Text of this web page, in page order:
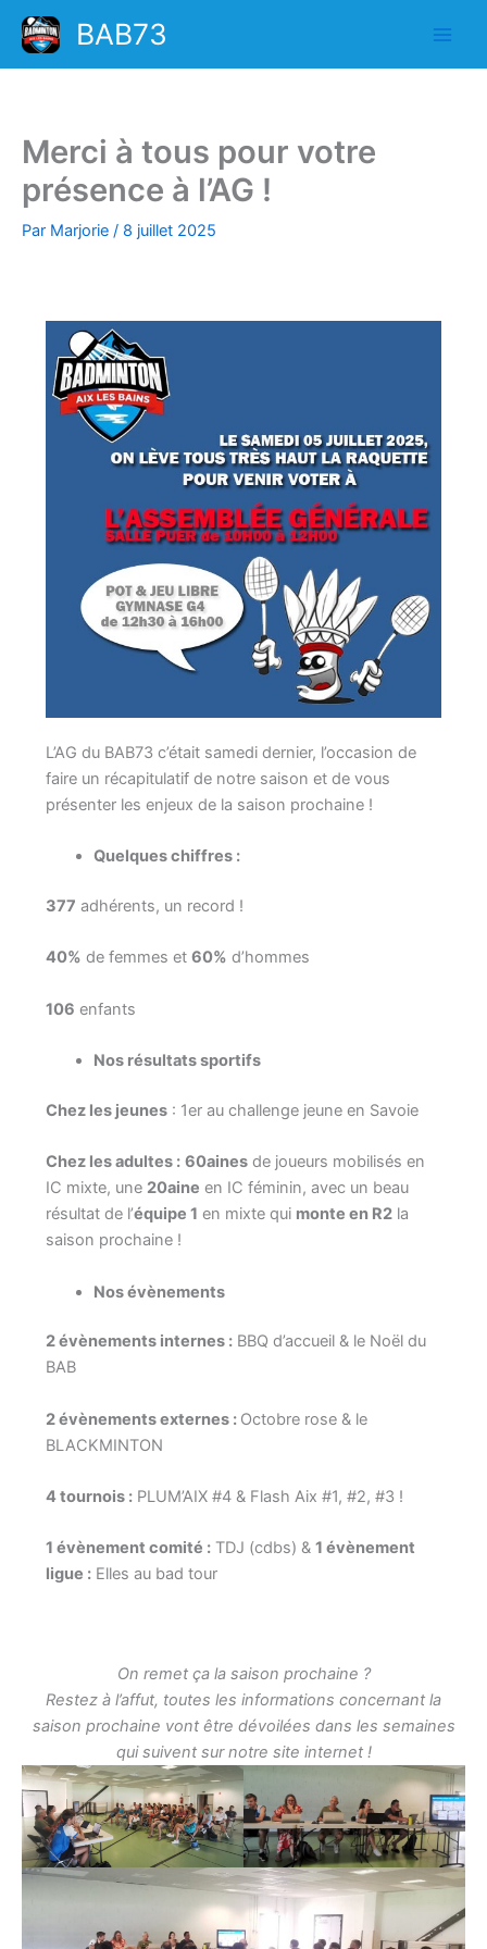
Aller
contenu
BAB73
Merci à tous pour votre
présence à l’AG !
Par Marjorie / 8 juillet 2025
L’AG du BAB73 c’était samedi dernier, l’occasion de
faire un récapitulatif de notre saison et de vous
présenter les enjeux de la saison prochaine !
Quelques chiffres :
377 adhérents, un record !
40% de femmes et 60% d’hommes
106 enfants
Nos résultats sportifs
Chez les jeunes: 1er au challenge jeune en Savoie
Chez les adultes : 60ainesde joueurs mobilisés en
IC mixte, une 20aine en IC féminin, avec un beau
résultat de l’équipe 1 en mixte qui monte en R2la
saison prochaine !
Nos évènements
2 évènements internes :BBQ d’accueil & le Noël du
BAB
2 évènements externes : Octobre rose & le
BLACKMINTON
4 tournois :PLUM’AIX #4 & Flash Aix #1, #2, #3 !
1 évènement comité :TDJ (cdbs) & 1 évènement
ligue :Elles au bad tour
On remet ça la saison prochaine ?
Restez à l’affut, toutes les informations concernant la
saison prochaine vont être dévoilées dans les semaines
qui suivent sur notre site internet !